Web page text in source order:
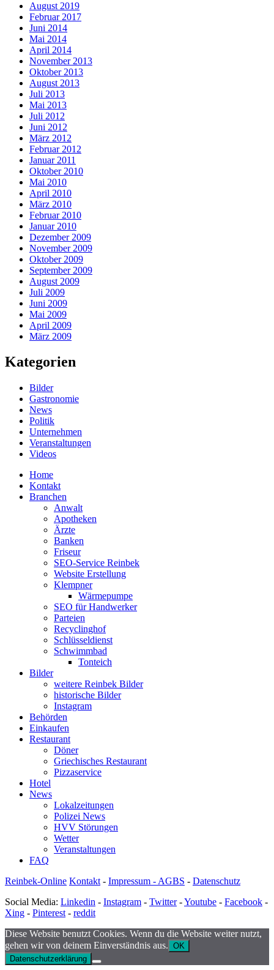
August 2019
Februar 2017
Juni 2014
Mai 2014
April 2014
November 2013
Oktober 2013
August 2013
Juli 2013
Mai 2013
Juli 2012
Juni 2012
März 2012
Februar 2012
Januar 2011
Oktober 2010
Mai 2010
April 2010
März 2010
Februar 2010
Januar 2010
Dezember 2009
November 2009
Oktober 2009
September 2009
August 2009
Juli 2009
Juni 2009
Mai 2009
April 2009
März 2009
Kategorien
Bilder
Gastronomie
News
Politik
Unternehmen
Veranstaltungen
Videos
Home
Kontakt
Branchen
Anwalt
Apotheken
Ärzte
Banken
Friseur
SEO-Service Reinbek
Website Erstellung
Klempner
Wärmepumpe
SEO für Handwerker
Parteien
Recyclinghof
Schlüsseldienst
Schwimmbad
Tonteich
Bilder
weitere Reinbek Bilder
historische Bilder
Instagram
Behörden
Einkaufen
Restaurant
Döner
Griechisches Restaurant
Pizzaservice
Hotel
News
Lokalzeitungen
Polizei News
HVV Störungen
Wetter
Veranstaltungen
FAQ
Reinbek-Online Kontakt - Impressum - AGBS - Datenschutz
Social Media: Linkedin - Instagram - Twitter-Youtube - Facebook -
Xing - Pinterest - reddit
Diese Website benutzt Cookies. Wenn du die Website weiter nutzt,
gehen wir von deinem Einverständnis aus. OK
Datenschutzerklärung